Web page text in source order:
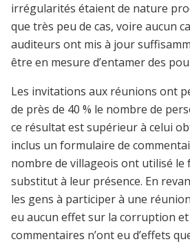
irrégularités étaient de nature
que très peu de cas, voire aucun
auditeurs ont mis à jour
être en mesure d’entamer des
Les invitations aux réunions ont
de près de 40 % le nombre de
ce résultat est supérieur à celui
inclus un formulaire de
nombre de villageois ont utilisé le
substitut à leur présence. En
les gens à participer à une
eu aucun effet sur la corruption
commentaires n’ont eu d’effets